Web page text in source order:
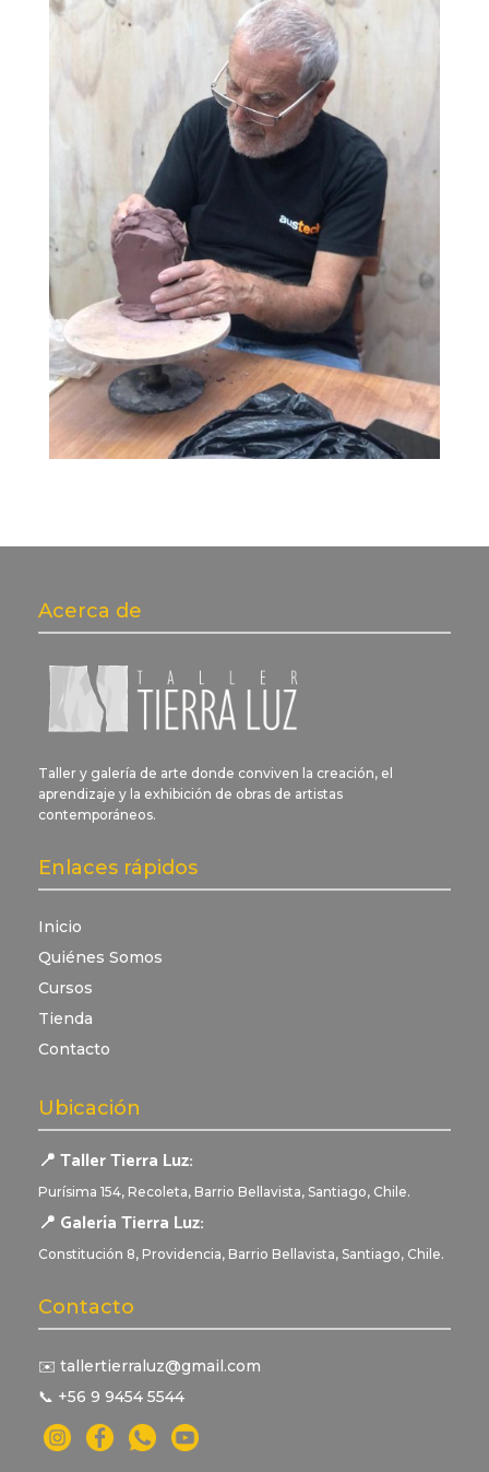
Acerca de
Taller y galería de arte donde conviven la creación, el
aprendizaje y la exhibición de obras de artistas
contemporáneos.
Enlaces rápidos
Inicio
Quiénes Somos
Cursos
Tienda
Contacto
Ubicación
📍 Taller Tierra Luz:
Purísima 154, Recoleta, Barrio Bellavista, Santiago, Chile.
📍 Galería Tierra Luz:
Constitución 8, Providencia, Barrio Bellavista, Santiago, Chile.
Contacto
✉️ tallertierraluz@gmail.com
📞 +56 9 9454 5544